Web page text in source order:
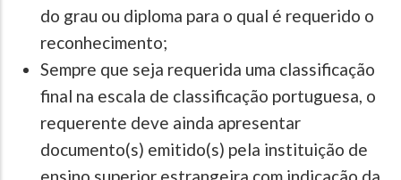
do grau ou diploma para o qual é requerido o
reconhecimento;
Sempre que seja requerida uma classificação
final na escala de classificação portuguesa, o
requerente deve ainda apresentar
documento(s) emitido(s) pela instituição de
ensino superior estrangeira com indicação da